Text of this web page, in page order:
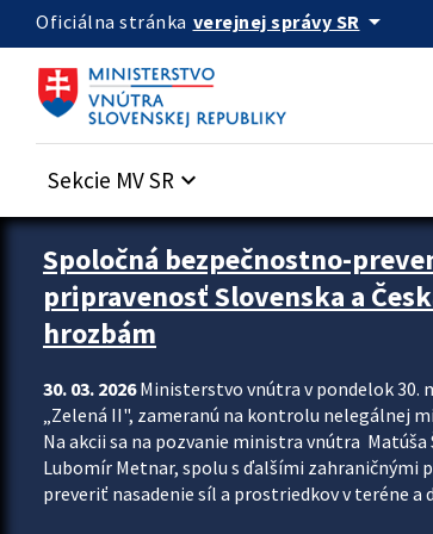
Preskocit na hlavný obsah
Oficiálna stránka verejnej správy SR arrow_drop_down
Sekcie MV SR keyboard_arrow_down
Zastavit automatický posun upútavok
Spoločná bezpečnostno-
pripravenosť Slovenska a
hrozbám
30. 03. 2026Ministerstvo vnútra v pondelok 30.
„Zelená II", zameranú na kontrolu nelegálnej
Na akcii sa na pozvanie ministra vnútra
Lubomír Metnar, spolu s ďalšími
preveriť nasadenie síl a prostriedkov v teréne